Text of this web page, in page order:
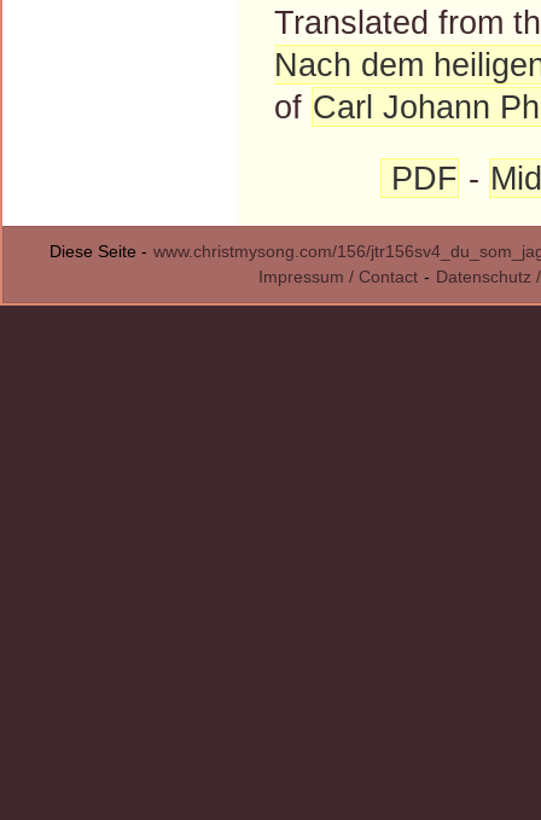
Translated from
Nach dem
of Carl Johann
PDF -
Diese Seite - www.christmysong.com/156/
Impressum / Contact - Datenschutz